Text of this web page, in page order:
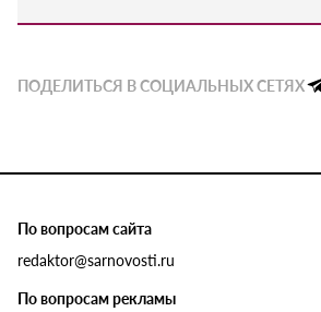
ПОДЕЛИТЬСЯ В СОЦИАЛЬНЫХ СЕТЯХ
По вопросам сайта
redaktor@sarnovosti.ru
По вопросам рекламы